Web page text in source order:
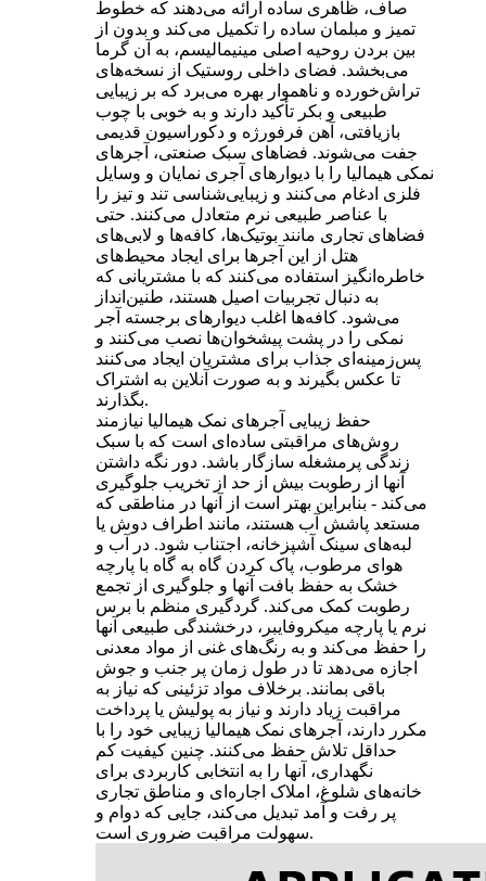
صاف، ظاهری ساده ارائه می‌دهند که خطوط
تمیز و مبلمان ساده را تکمیل می‌کند و بدون از
بین بردن روحیه اصلی مینیمالیسم، به آن گرما
می‌بخشد. فضای داخلی روستیک از نسخه‌های
تراش‌خورده و ناهموار بهره می‌برد که بر زیبایی
طبیعی و بکر تأکید دارند و به خوبی با چوب
بازیافتی، آهن فرفورژه و دکوراسیون قدیمی
جفت می‌شوند. فضاهای سبک صنعتی، آجرهای
نمکی هیمالیا را با دیوارهای آجری نمایان و وسایل
فلزی ادغام می‌کنند و زیبایی‌شناسی تند و تیز را
با عناصر طبیعی نرم متعادل می‌کنند. حتی
فضاهای تجاری مانند بوتیک‌ها، کافه‌ها و لابی‌های
هتل از این آجرها برای ایجاد محیط‌های
خاطره‌انگیز استفاده می‌کنند که با مشتریانی که
به دنبال تجربیات اصیل هستند، طنین‌انداز
می‌شود. کافه‌ها اغلب دیوارهای برجسته آجر
نمکی را در پشت پیشخوان‌ها نصب می‌کنند و
پس‌زمینه‌ای جذاب برای مشتریان ایجاد می‌کنند
تا عکس بگیرند و به صورت آنلاین به اشتراک
بگذارند.
حفظ زیبایی آجرهای نمک هیمالیا نیازمند
روش‌های مراقبتی ساده‌ای است که با سبک
زندگی پرمشغله سازگار باشد. دور نگه داشتن
آنها از رطوبت بیش از حد از تخریب جلوگیری
می‌کند - بنابراین بهتر است از آنها در مناطقی که
مستعد پاشش آب هستند، مانند اطراف دوش یا
لبه‌های سینک آشپزخانه، اجتناب شود. در آب و
هوای مرطوب، پاک کردن گاه به گاه با پارچه
خشک به حفظ بافت آنها و جلوگیری از تجمع
رطوبت کمک می‌کند. گردگیری منظم با برس
نرم یا پارچه میکروفایبر، درخشندگی طبیعی آنها
را حفظ می‌کند و به رنگ‌های غنی از مواد معدنی
اجازه می‌دهد تا در طول زمان پر جنب و جوش
باقی بمانند. برخلاف مواد تزئینی که نیاز به
مراقبت زیاد دارند و نیاز به پولیش یا پرداخت
مکرر دارند، آجرهای نمک هیمالیا زیبایی خود را با
حداقل تلاش حفظ می‌کنند. چنین کیفیت کم
نگهداری، آنها را به انتخابی کاربردی برای
خانه‌های شلوغ، املاک اجاره‌ای و مناطق تجاری
پر رفت و آمد تبدیل می‌کند، جایی که دوام و
سهولت مراقبت ضروری است.